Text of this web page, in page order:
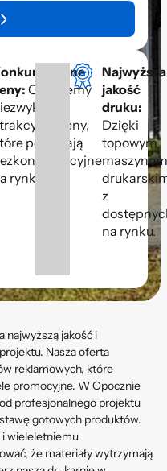
Oferujemy
ceny,
pozostają
rynku.
Najwyższa
jakość
druku:
Dzięki
topowym
z
na rynku.
najwyższą jakość i
Nasza oferta
reklamowych, które
promocyjne. W Opocznie
profesjonalnego projektu
gotowych produktów.
wieleletniemu
że materiały wytrzymają